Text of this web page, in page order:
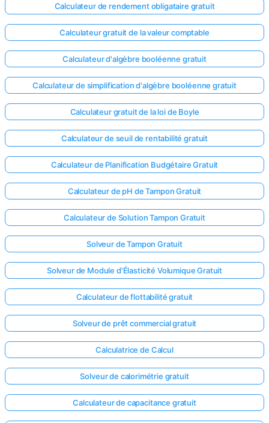
Calculateur de rendement obligataire gratuit
Calculateur gratuit de la valeur comptable
Calculateur d'algèbre booléenne gratuit
Calculateur de simplification d'algèbre booléenne gratuit
Calculateur gratuit de la loi de Boyle
Calculateur de seuil de rentabilité gratuit
Calculateur de Planification Budgétaire Gratuit
Calculateur de pH de Tampon Gratuit
Calculateur de Solution Tampon Gratuit
Solveur de Tampon Gratuit
Solveur de Module d'Élasticité Volumique Gratuit
Calculateur de flottabilité gratuit
Solveur de prêt commercial gratuit
Calculatrice de Calcul
Solveur de calorimétrie gratuit
Calculateur de capacitance gratuit